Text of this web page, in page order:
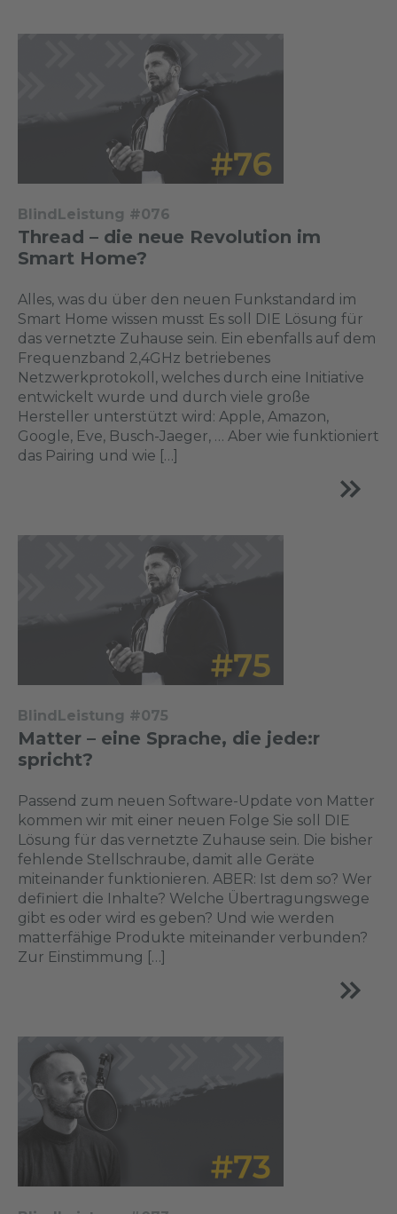
BlindLeistung #076
Thread – die neue Revolution im
Smart Home?
Alles, was du über den neuen Funkstandard im
Smart Home wissen musst Es soll DIE Lösung für
das vernetzte Zuhause sein. Ein ebenfalls auf dem
Frequenzband 2,4GHz betriebenes
Netzwerkprotokoll, welches durch eine Initiative
entwickelt wurde und durch viele große
Hersteller unterstützt wird: Apple, Amazon,
Google, Eve, Busch-Jaeger, … Aber wie funktioniert
das Pairing und wie […]
BlindLeistung #075
Matter – eine Sprache, die jede:r
spricht?
Passend zum neuen Software-Update von Matter
kommen wir mit einer neuen Folge Sie soll DIE
Lösung für das vernetzte Zuhause sein. Die bisher
fehlende Stellschraube, damit alle Geräte
miteinander funktionieren. ABER: Ist dem so? Wer
definiert die Inhalte? Welche Übertragungswege
gibt es oder wird es geben? Und wie werden
matterfähige Produkte miteinander verbunden?
Zur Einstimmung […]